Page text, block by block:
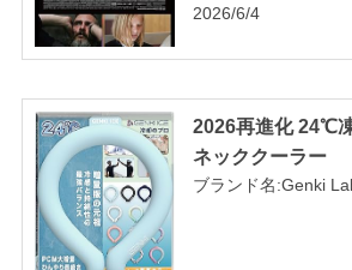
2026/6/4
2026再進化 24℃
ネッククーラー
ブランド名:Genki